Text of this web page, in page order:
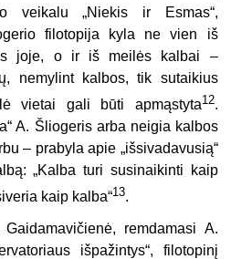
veikalu „Niekis ir Esmas“,
filotopija kyla ne vien iš
joje, o ir iš meilės kalbai –
nemylint kalbos, tik sutaikius
vietai gali būti apmąstyta12.
A. Šliogeris arba neigia kalbos
– prabyla apie „išsivadavusią“
„Kalba turi susinaikinti kaip
kaip kalba“13.
remdamasi A.
išpažintys“, filotopinį